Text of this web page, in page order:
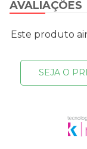
AVALIAÇÕES
Este produto
SEJA O